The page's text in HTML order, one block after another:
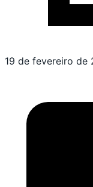
19 de fevereiro de